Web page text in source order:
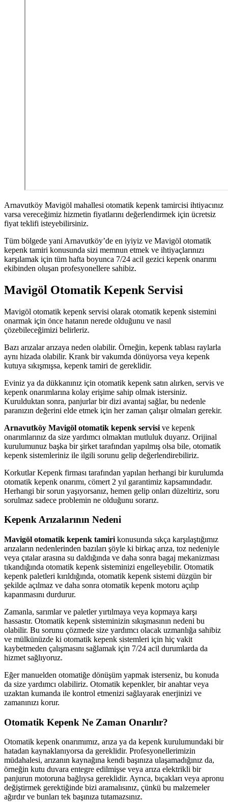
Arnavutköy Mavigöl mahallesi otomatik kepenk tamircisi ihtiyacınız
varsa vereceğimiz hizmetin fiyatlarını değerlendirmek için ücretsiz
fiyat teklifi isteyebilirsiniz.
Tüm bölgede yani Arnavutköy’de en iyiyiz ve Mavigöl otomatik
kepenk tamiri konusunda sizi memnun etmek ve ihtiyaçlarınızı
karşılamak için tüm hafta boyunca 7/24 acil gezici kepenk onarımı
ekibinden oluşan profesyonellere sahibiz.
Mavigöl Otomatik Kepenk Servisi
Mavigöl otomatik kepenk servisi olarak otomatik kepenk sistemini
onarmak için önce hatanın nerede olduğunu ve nasıl
çözebileceğimizi belirleriz.
Bazı arızalar arızaya neden olabilir. Örneğin, kepenk tablası raylarla
aynı hizada olabilir. Krank bir vakumda dönüyorsa veya kepenk
kutuya sıkışmışsa, kepenk tamiri de gereklidir.
Eviniz ya da dükkanınız için otomatik kepenk satın alırken, servis ve
kepenk onarımlarına kolay erişime sahip olmak istersiniz.
Kurulduktan sonra, panjurlar bir dizi avantaj sağlar, bu nedenle
paranızın değerini elde etmek için her zaman çalışır olmaları gerekir.
Arnavutköy Mavigöl otomatik kepenk servisi ve kepenk
onarımlarınız da size yardımcı olmaktan mutluluk duyarız. Orijinal
kurulumunuz başka bir şirket tarafından yapılmış olsa bile, otomatik
kepenk sistemleriniz ile ilgili sorunu gelip değerlendirebiliriz.
Korkutlar Kepenk firması tarafından yapılan herhangi bir kurulumda
otomatik kepenk onarımı, cömert 2 yıl garantimiz kapsamındadır.
Herhangi bir sorun yaşıyorsanız, hemen gelip onları düzeltiriz, soru
sorulmaz sadece problemin ne olduğunu sorarız.
Kepenk Arızalarının Nedeni
Mavigöl otomatik kepenk tamiri konusunda sıkça karşılaştığımız
arızaların nedenlerinden bazıları şöyle ki birkaç arıza, toz nedeniyle
veya çıtalar arasına su daldığında ve daha sonra bagaj mekanizması
tıkandığında otomatik kepenk sisteminizi engelleyebilir. Otomatik
kepenk paletleri kırıldığında, otomatik kepenk sistemi düzgün bir
şekilde açılmaz ve daha sonra otomatik kepenk motoru açılıp
kapanmasını durdurur.
Zamanla, sarımlar ve paletler yırtılmaya veya kopmaya karşı
hassastır. Otomatik kepenk sisteminizin sıkışmasının nedeni bu
olabilir. Bu sorunu çözmede size yardımcı olacak uzmanlığa sahibiz
ve mülkünüzde ki otomatik kepenk sistemleri için hiç vakit
kaybetmeden çalışmasını sağlamak için 7/24 acil durumlarda da
hizmet sağlıyoruz.
Eğer manuelden otomatiğe dönüşüm yapmak isterseniz, bu konuda
da size yardımcı olabiliriz. Otomatik kepenkler, bir anahtar veya
uzaktan kumanda ile kontrol etmenizi sağlayarak enerjinizi ve
zamanınızı korur.
Otomatik Kepenk Ne Zaman Onarılır?
Otomatik kepenk onarımımız, arıza ya da kepenk kurulumundaki bir
hatadan kaynaklanıyorsa da gereklidir. Profesyonellerimizin
müdahalesi, arızanın kaynağına kendi başınıza ulaşamadığınız da,
örneğin kutu duvara entegre edilmişse veya arıza elektrikli bir
panjurun motoruna bağlıysa gereklidir. Ayrıca, bıçakları veya apronu
değiştirmek gerektiğinde bizi aramalısınız, çünkü bu malzemeler
ağırdır ve bunları tek başınıza tutamazsınız.